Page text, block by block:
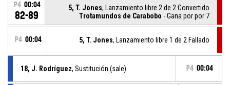
P4 00:04
82-89
5, T. Jones, Lanzamiento libre 2 de 2 Convertido
Trotamundos de Carabobo - Gana por por 7
P4 00:04 5, T. Jones, Lanzamiento libre 1 de 2 Fallado
18, J. Rodríguez, Sustitución (sale) P4 00:04